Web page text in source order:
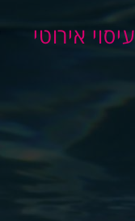
עיסוי אירוטי